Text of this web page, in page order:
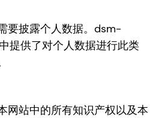
要披露个人数据。dsm-
提供了对个人数据进行此类
网站中的所有知识产权以及本